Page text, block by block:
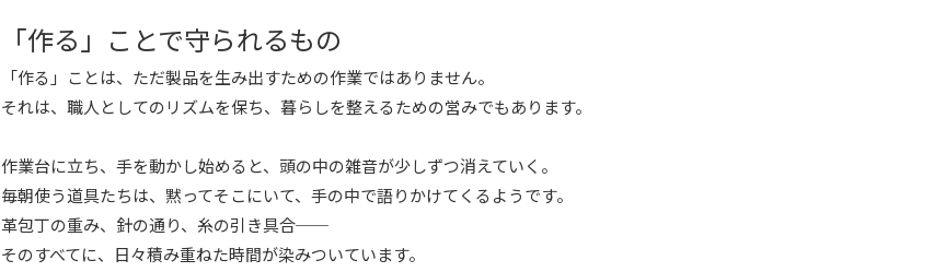
「作る」ことで守られるもの
「作る」ことは、ただ製品を生み出すための作業ではありません。
それは、職人としてのリズムを保ち、暮らしを整えるための営みでもあります。
作業台に立ち、手を動かし始めると、頭の中の雑音が少しずつ消えていく。
毎朝使う道具たちは、黙ってそこにいて、手の中で語りかけてくるようです。
革包丁の重み、針の通り、糸の引き具合──
そのすべてに、日々積み重ねた時間が染みついています。